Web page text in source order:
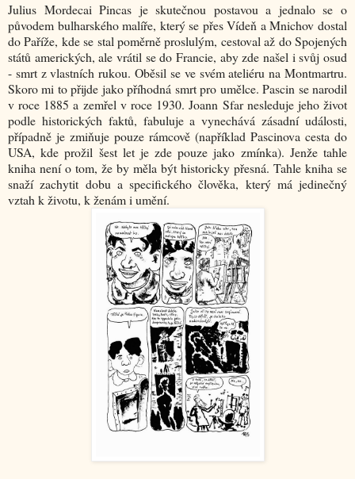
Julius Mordecai Pincas je skutečnou postavou a jednalo se o
původem bulharského malíře, který se přes Vídeň a Mnichov dostal
do Paříže, kde se stal poměrně proslulým, cestoval až do Spojených
států amerických, ale vrátil se do Francie, aby zde našel i svůj osud
- smrt z vlastních rukou. Oběsil se ve svém ateliéru na Montmartru.
Skoro mi to přijde jako příhodná smrt pro umělce. Pascin se narodil
v roce 1885 a zemřel v roce 1930. Joann Sfar nesleduje jeho život
podle historických faktů, fabuluje a vynechává zásadní události,
případně je zmiňuje pouze rámcově (například Pascinova cesta do
USA, kde prožil šest let je zde pouze jako zmínka). Jenže tahle
kniha není o tom, že by měla být historicky přesná. Tahle kniha se
snaží zachytit dobu a specifického člověka, který má jedinečný
vztah k životu, k ženám i umění.